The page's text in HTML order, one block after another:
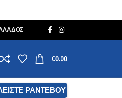
€0.00
ΡΑΝΤΕΒΟΥ